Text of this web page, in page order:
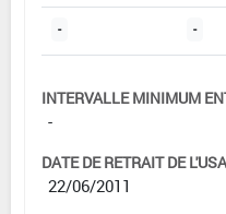
- -
INTERVALLE MINIMUM
-
DATE DE RETRAIT DE
22/06/2011